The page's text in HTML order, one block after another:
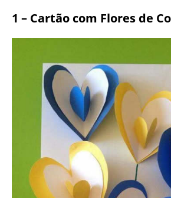
1 – Cartão com Flores de